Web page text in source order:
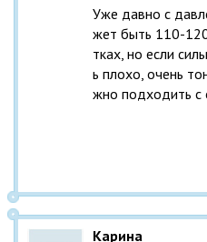
Уже давно с
жет быть 110-
тках, но если
ь плохо, очень
жно подходить с
Карина